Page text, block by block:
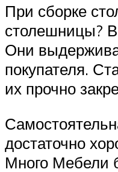
При сборке
столешницы? В
Они
покупателя.
их прочно
достаточно
Много Мебели